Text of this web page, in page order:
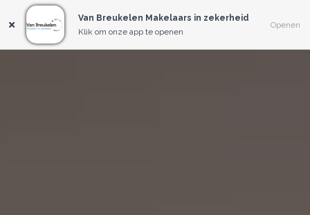
Van Breukelen Makelaars in zekerheid
Klik om onze app te openen
Openen